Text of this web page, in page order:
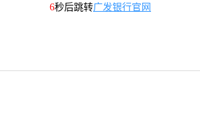
6秒后跳转广发银行官网